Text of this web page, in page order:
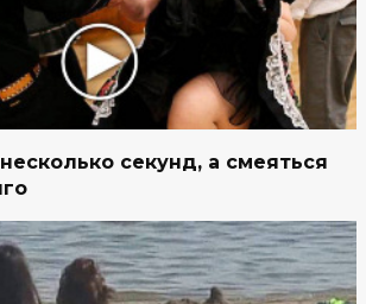
секунд, а смеяться